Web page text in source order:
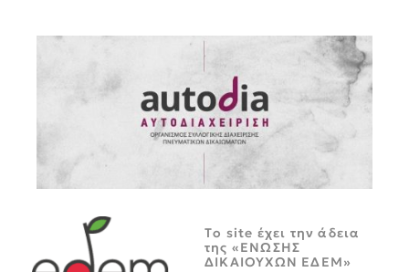
Tο site έχει την άδεια
της «ΕΝΩΣΗΣ
ΔΙΚΑΙΟΥΧΩΝ ΕΔΕΜ»